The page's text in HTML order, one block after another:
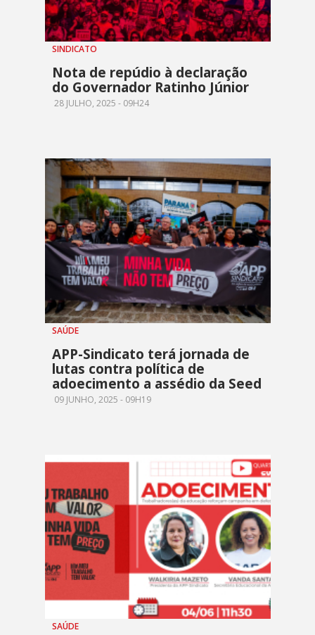
SINDICATO
Nota de repúdio à declaração
do Governador Ratinho Júnior
28 JULHO, 2025 - 09H24
SAÚDE
APP-Sindicato terá jornada de
lutas contra política de
adoecimento a assédio da Seed
09 JUNHO, 2025 - 09H19
SAÚDE